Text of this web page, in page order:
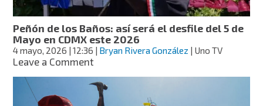
cada
10
de
mayo
Peñón de los Baños: así será el desfile del 5 de
Mayo en CDMX este 2026
4 mayo, 2026 | 12:36 Bryan Rivera González | Uno TV
Leave a Commenton
de
los